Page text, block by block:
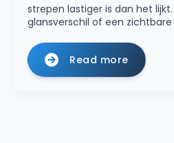
strepen lastiger is dan het
glansverschil of een
Read more